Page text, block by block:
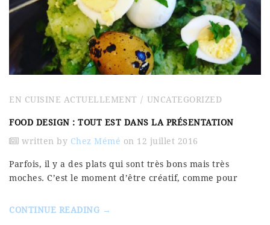
EN CUISINE ACTUELLEMENT UNCATEGORIZED
FOOD DESIGN : TOUT EST DANS LA PRÉSENTATION
written by Chez Mémé on 12 juillet 2016
Parfois, il y a des plats qui sont très bons mais très
moches. C’est le moment d’être créatif, comme pour
CONTINUE READING →